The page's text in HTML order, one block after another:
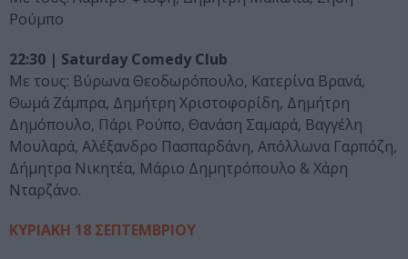
Ρούμπο
22:30 | Saturday Comedy Club
Με τους: Βύρωνα Θεοδωρόπουλο, Κατερίνα Βρανά,
Θωμά Ζάμπρα, Δημήτρη Χριστοφορίδη, Δημήτρη
Δημόπουλο, Πάρι Ρούπο, Θανάση Σαμαρά, Βαγγέλη
Μουλαρά, Αλέξανδρο Πασπαρδάνη, Απόλλωνα Γαρπόζη,
Δήμητρα Νικητέα, Μάριο Δημητρόπουλο & Χάρη
Νταρζάνο.
ΚΥΡΙΑΚΗ 18 ΣΕΠΤΕΜΒΡΙΟΥ